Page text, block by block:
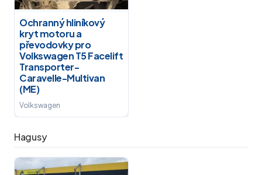
Ochranný hliníkový
kryt motoru a
převodovky pro
Volkswagen T5 Facelift
Transporter-
Caravelle-Multivan
(ME)
Volkswagen
Hagusy